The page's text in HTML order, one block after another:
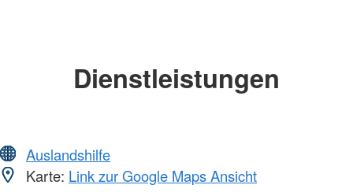
Dienstleistungen
Auslandshilfe
Karte: Link zur Google Maps Ansicht